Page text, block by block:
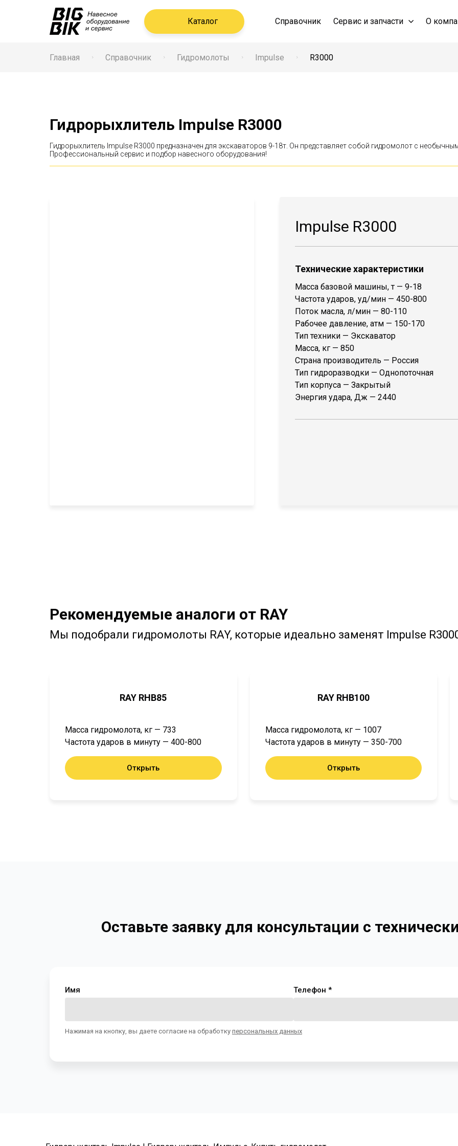
Каталог Справочник Сервис и запчасти О
Главная Справочник Гидромолоты Impulse R3000
Гидрорыхлитель Impulse R3000
Гидрорыхлитель Impulse R3000 предназначен для экскаваторов 9-18т. Он представляет собой гидромолот с
Профессиональный сервис и подбор навесного оборудования!
Impulse R3000
Технические характеристики
Масса базовой машины, т — 9-18
Частота ударов, уд/мин — 450-800
Поток масла, л/мин — 80-110
Рабочее давление, атм — 150-170
Тип техники — Экскаватор
Масса, кг — 850
Страна производитель — Россия
Тип гидроразводки — Однопоточная
Тип корпуса — Закрытый
Энергия удара, Дж — 2440
Рекомендуемые аналоги от RAY
Мы подобрали гидромолоты RAY, которые идеально заменят Impulse
RAY RHB85
Масса гидромолота, кг — 733
Частота ударов в минуту — 400-800
Открыть
RAY RHB100
Масса гидромолота, кг — 1007
Частота ударов в минуту — 350-700
Открыть
Оставьте заявку для консультации с
Имя Телефон *
Нажимая на кнопку, вы даете согласие на обработку персональных данных